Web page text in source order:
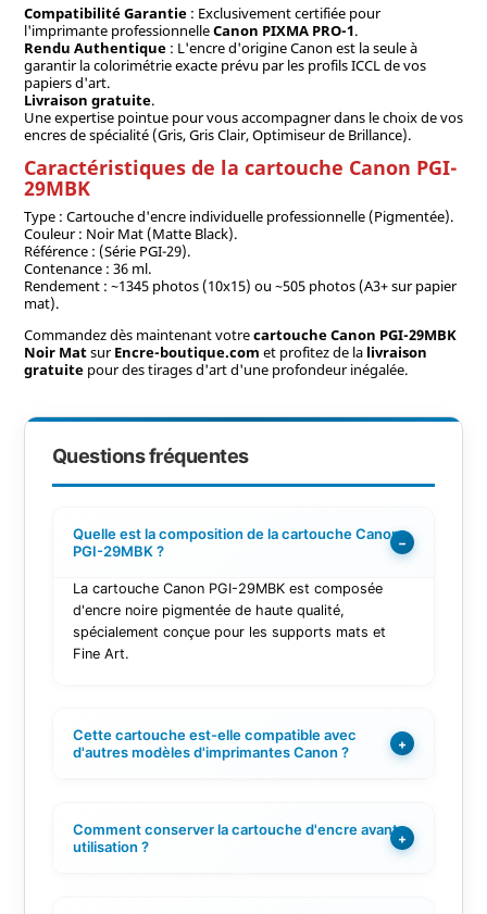
Compatibilité Garantie: Exclusivement certifiée pour
l'imprimante professionnelleCanon PIXMA PRO-1.
Rendu Authentique: L'encre d'origine Canon est la seule à
garantir la colorimétrie exacte prévu par les profils ICCL de vos
papiers d'art.
Livraison gratuite.
Une expertise pointue pour vous accompagner dans le choix de vos
encres de spécialité (Gris, Gris Clair, Optimiseur de Brillance).
Caractéristiques de la cartouche Canon PGI-
29MBK
Type : Cartouche d'encre individuelle professionnelle (Pigmentée).
Couleur : Noir Mat (Matte Black).
Référence : (Série PGI-29).
Contenance : 36 ml.
Rendement : ~1345 photos (10x15) ou ~505 photos (A3+ sur papier
mat).
Commandez dès maintenant votrecartouche Canon PGI-29MBK
Noir MatsurEncre-boutique.com et profitez de la livraison
gratuitepour des tirages d'art d'une profondeur inégalée.
Questions fréquentes
Quelle est la composition de la cartouche Canon
PGI-29MBK ?
−
La cartouche Canon PGI-29MBK est composée
d'encre noire pigmentée de haute qualité,
spécialement conçue pour les supports mats et
Fine Art.
Cette cartouche est-elle compatible avec
d'autres modèles d'imprimantes Canon ?
+
Comment conserver la cartouche d'encre avant
utilisation ?
+